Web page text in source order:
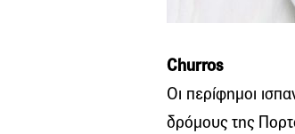
Churros
Οι περίφημοι
δρόμους της